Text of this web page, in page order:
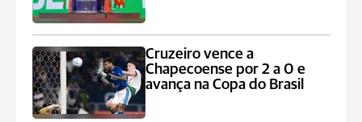
Cruzeiro vence a
Chapecoense por 2 a 0 e
avança na Copa do Brasil